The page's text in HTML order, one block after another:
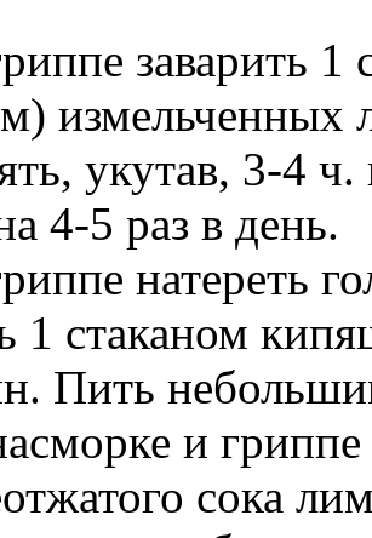
заварить 1
измельченных
укутав, 3-4
4-5 раз в день.
натереть
1 стаканом
Пить
и
сока